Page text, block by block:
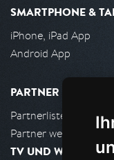
SMARTPHONE &
iPhone, iPad App
Android App
PARTNER
Partnerliste
Partner werden
TV UND